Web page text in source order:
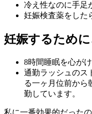
冷え性なのに手足
妊娠検査薬をした
妊娠するため
8時間睡眠を心が
通勤ラッシュのス
る一ヶ月位前から
勤しています。